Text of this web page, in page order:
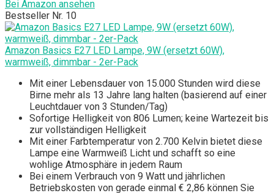
Bei Amazon ansehen
Bestseller Nr. 10
Amazon Basics E27 LED Lampe, 9W (ersetzt 60W),
warmweiß, dimmbar - 2er-Pack
Mit einer Lebensdauer von 15.000 Stunden wird diese
Birne mehr als 13 Jahre lang halten (basierend auf einer
Leuchtdauer von 3 Stunden/Tag)
Sofortige Helligkeit von 806 Lumen; keine Wartezeit bis
zur vollständigen Helligkeit
Mit einer Farbtemperatur von 2.700 Kelvin bietet diese
Lampe eine Warmweiß Licht und schafft so eine
wohlige Atmosphäre in jedem Raum
Bei einem Verbrauch von 9 Watt und jährlichen
Betriebskosten von gerade einmal € 2,86 können Sie